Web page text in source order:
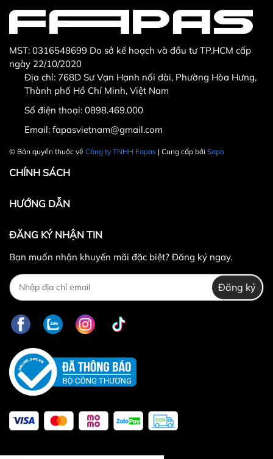
Hotline CSKH: 090 376 9205
Thời gian: Thứ Hai đến Thứ Bảy, từ 8h30 đến 17h.
Fanpage:
FACEBOOK.COM/FAPAS.VN
MST: 0316548699 Do sở kế hoạch và đầu tư TP.HCM cấp
ngày 22/10/2020
Địa chỉ: 768D Sư Vạn Hạnh nối dài, Phường Hòa Hưng,
Thành phố Hồ Chí Minh, Việt Nam
Số điện thoại: 0898.469.000
Email: fapasvietnam@gmail.com
© Bản quyền thuộc về Công ty TNHH Fapas | Cung cấp bởi Sapo
CHÍNH SÁCH
HƯỚNG DẪN
ĐĂNG KÝ NHẬN TIN
Bạn muốn nhận khuyến mãi đặc biệt? Đăng ký ngay.
Đăng ký